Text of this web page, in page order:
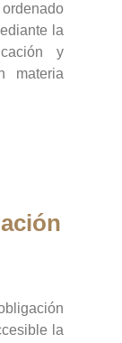
la
y
materia
la